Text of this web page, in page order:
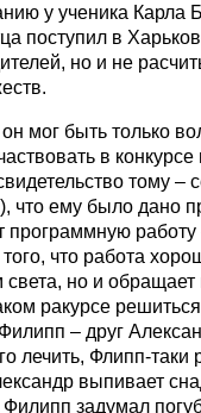
у ученика Карла
поступил в
но и не
мог быть только
в
тому
что ему было дано
программную
что работа
света, но и
ракурсе
– друг
лечить, Флипп-
выпивает
Филипп задумал